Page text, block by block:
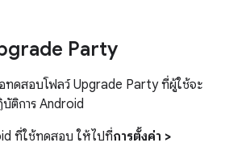
Party
ดสอบโฟลว์ Upgrade Party ที่ผู้ใช้จะ
ติการ Android
ที่ใช้ทดสอบ ให้ไปที่การตั้งค่า >